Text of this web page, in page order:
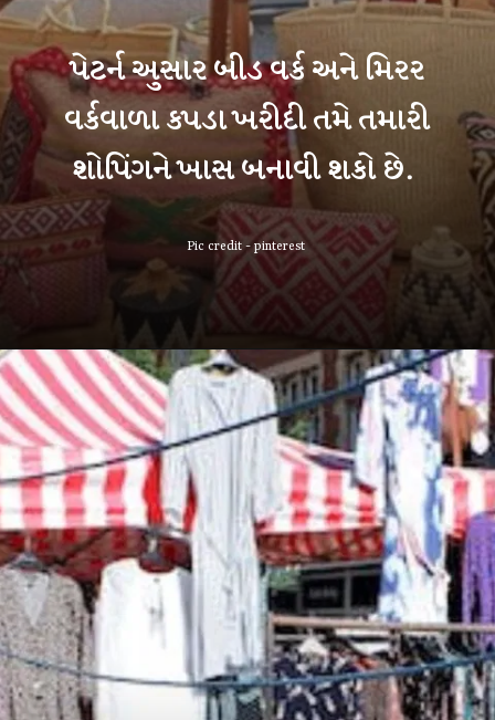
પેટર્ન અુસાર બીડ વર્ક અને મિરર
વર્કવાળા કપડા ખરીદી તમે તમારી
શોપિંગને ખાસ બનાવી શકો છે.
Pic credit - pinterest